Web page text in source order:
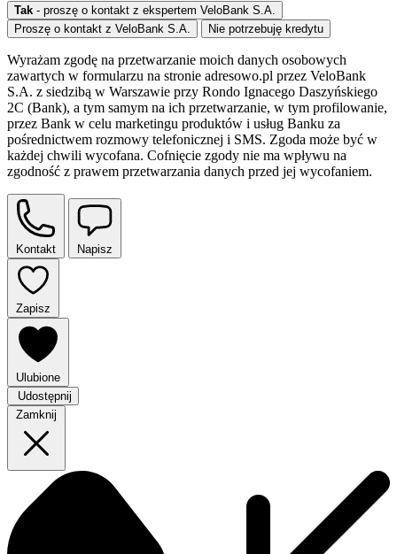
Tak - proszę o kontakt z ekspertem VeloBank S.A.
Proszę o kontakt z VeloBank S.A.
Nie potrzebuję kredytu
Wyrażam zgodę na przetwarzanie moich danych osobowych
zawartych w formularzu na stronie adresowo.pl przez VeloBank
S.A. z siedzibą w Warszawie przy Rondo Ignacego Daszyńskiego
2C (Bank), a tym samym na ich przetwarzanie, w tym profilowanie,
przez Bank w celu marketingu produktów i usług Banku za
pośrednictwem rozmowy telefonicznej i SMS. Zgoda może być w
każdej chwili wycofana. Cofnięcie zgody nie ma wpływu na
zgodność z prawem przetwarzania danych przed jej wycofaniem.
Kontakt Napisz
Zapisz
Ulubione
Udostępnij
Zamknij